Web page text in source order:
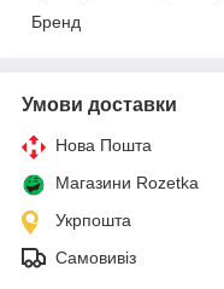
Бренд
Умови доставки
Нова Пошта
Магазини Rozetka
Укрпошта
Самовивіз